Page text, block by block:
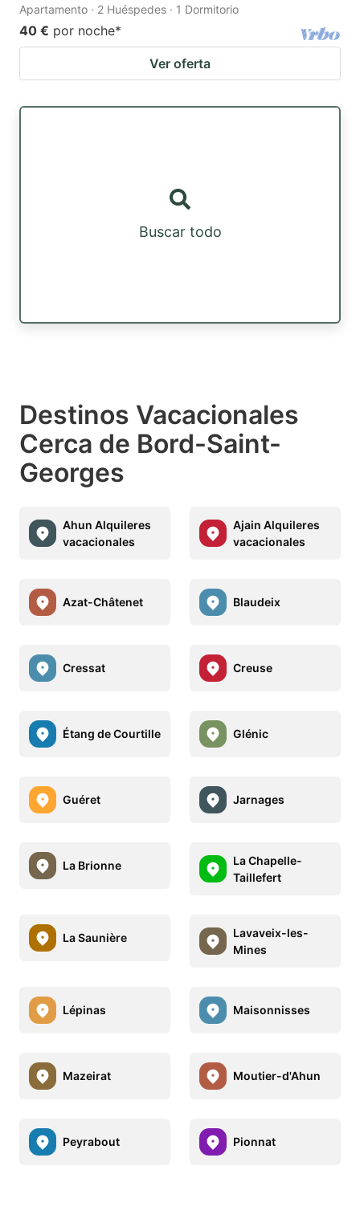
Apartamento · 2 Huéspedes · 1 Dormitorio
40 € por noche*
Ver oferta
Buscar todo
Destinos Vacacionales
Cerca de Bord-Saint-
Georges
Ahun Alquileres
vacacionales
Ajain Alquileres
vacacionales
Azat-Châtenet Blaudeix
Cressat Creuse
Étang de Courtille Glénic
Guéret Jarnages
La Brionne
La Chapelle-
Taillefert
La Saunière
Lavaveix-les-
Mines
Lépinas Maisonnisses
Mazeirat Moutier-d'Ahun
Peyrabout Pionnat